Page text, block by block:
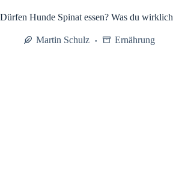
Dürfen Hunde Spinat essen? Was du
Martin Schulz Ernährung